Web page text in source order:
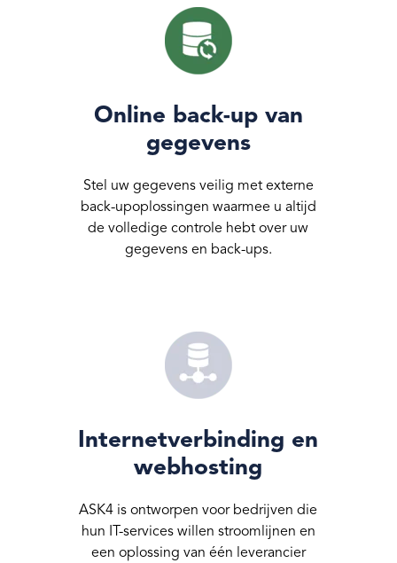
Online back-up van
gegevens
Stel uw gegevens veilig met externe
back-upoplossingen waarmee u altijd
de volledige controle hebt over uw
gegevens en back-ups.
Internetverbinding en
webhosting
ASK4 is ontworpen voor bedrijven die
hun IT-services willen stroomlijnen en
een oplossing van één leverancier